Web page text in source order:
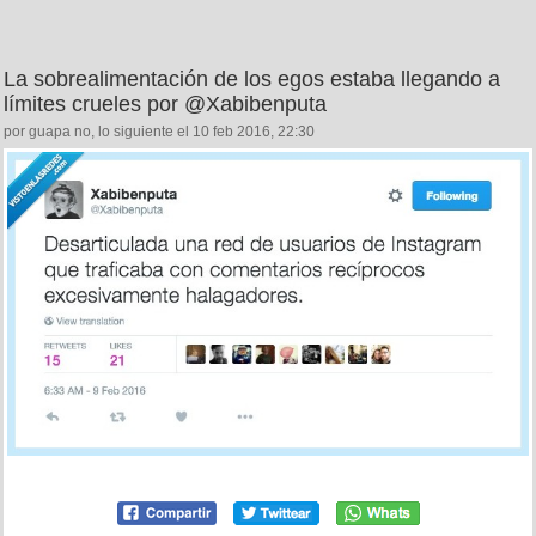
La sobrealimentación de los egos estaba llegando a
límites crueles por @Xabibenputa
por guapa no, lo siguiente el 10 feb 2016, 22:30